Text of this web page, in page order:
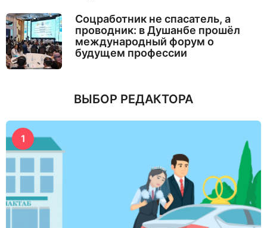
Соцработник не спасатель, а
проводник: в Душанбе прошёл
международный форум о
будущем профессии
ВЫБОР РЕДАКТОРА
1